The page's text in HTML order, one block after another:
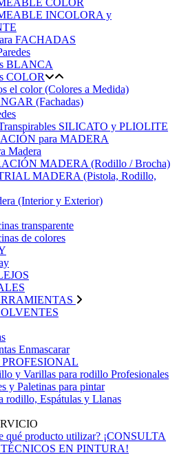
COLOR
INCOLORA y
FACHADAS
BLANCA
COLOR
el color (Colores a Medida)
(Fachadas)
SILICATO y PLIOLITE
para MADERA
Madera
MADERA (Rodillo / Brocha)
MADERA (Pistola, Rodillo,
(Interior y Exterior)
transparente
de colores
Enmascarar
PROFESIONAL
y Varillas para rodillo Profesionales
y Paletinas para pintar
rodillo, Espátulas y Llanas
qué producto utilizar? ¡CONSULTA
EN PINTURA!